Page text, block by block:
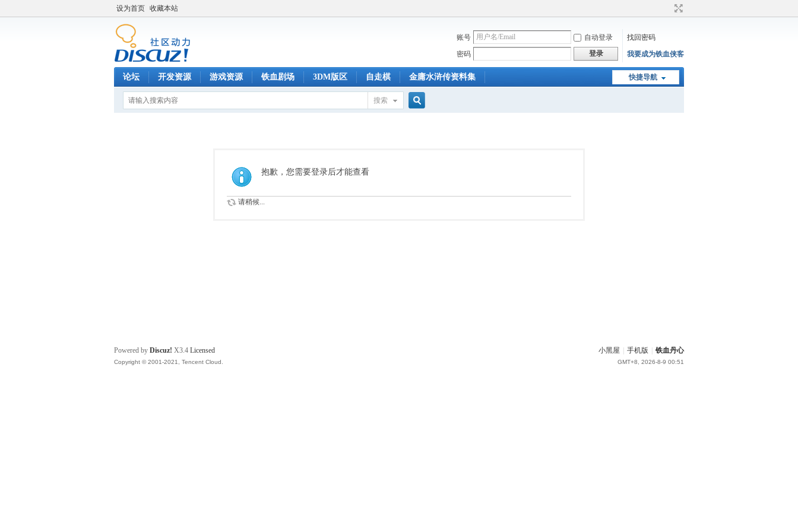
设为首页 收藏本站
账号 自动登录
找回密码
密码
登录 我要成为铁血侠客
快捷导航
论坛 开发资源 游戏资源 铁血剧场 3DM版区 自走棋 金庸水浒传资料集
搜索
抱歉，您需要登录后才能查看
请稍候...
小黑屋 手机版 铁血丹心
GMT+8, 2026-8-9 00:51
Powered by Discuz! X3.4 Licensed
Copyright © 2001-2021, Tencent Cloud.